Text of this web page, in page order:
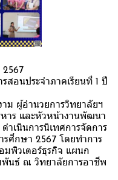
2567
สอนประจำภาคเรียนที่ 1 ปี
ม ผู้อำนวยการวิทยาลัยฯ
าร และหัวหน้างานพัฒนา
เนินการนิเทศการจัดการ
รศึกษา 2567 โดยทำการ
พิวเตอร์ธุรกิจ แผนก
นธ์ ณ วิทยาลัยการอาชีพ